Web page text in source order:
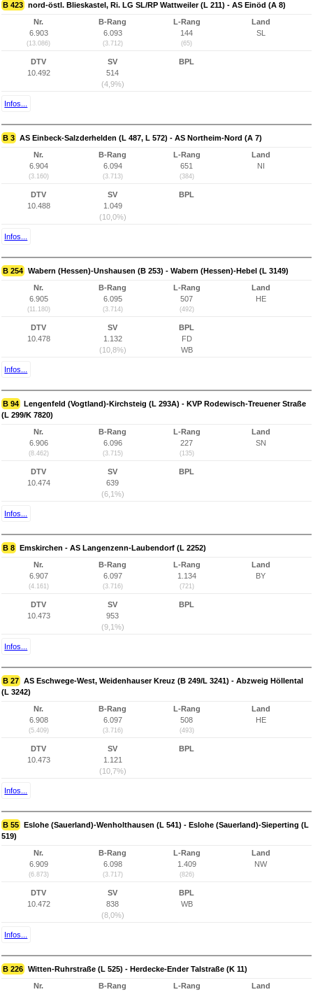
B 423 nord-östl. Blieskastel, Ri. LG SL/RP Wattweiler (L 211) - AS Einöd (A 8)
Nr.
6.903
(13.086)
B-Rang
6.093
(3.712)
L-Rang
144
(65)
Land
SL
DTV
10.492
SV
514
(4,9%)
BPL
Infos...
B 3 AS Einbeck-Salzderhelden (L 487, L 572) - AS Northeim-Nord (A 7)
Nr.
6.904
(3.160)
B-Rang
6.094
(3.713)
L-Rang
651
(384)
Land
NI
DTV
10.488
SV
1.049
(10,0%)
BPL
Infos...
B 254 Wabern (Hessen)-Unshausen (B 253) - Wabern (Hessen)-Hebel (L 3149)
Nr.
6.905
(11.180)
B-Rang
6.095
(3.714)
L-Rang
507
(492)
Land
HE
DTV
10.478
SV
1.132
(10,8%)
BPL
FD
WB
Infos...
B 94 Lengenfeld (Vogtland)-Kirchsteig (L 293A) - KVP Rodewisch-Treuener Straße
(L 299/K 7820)
Nr.
6.906
(8.462)
B-Rang
6.096
(3.715)
L-Rang
227
(135)
Land
SN
DTV
10.474
SV
639
(6,1%)
BPL
Infos...
B 8 Emskirchen - AS Langenzenn-Laubendorf (L 2252)
Nr.
6.907
(4.161)
B-Rang
6.097
(3.716)
L-Rang
1.134
(721)
Land
BY
DTV
10.473
SV
953
(9,1%)
BPL
Infos...
B 27 AS Eschwege-West, Weidenhauser Kreuz (B 249/L 3241) - Abzweig Höllental
(L 3242)
Nr.
6.908
(5.409)
B-Rang
6.097
(3.716)
L-Rang
508
(493)
Land
HE
DTV
10.473
SV
1.121
(10,7%)
BPL
Infos...
B 55 Eslohe (Sauerland)-Wenholthausen (L 541) - Eslohe (Sauerland)-Sieperting (L
519)
Nr.
6.909
(6.873)
B-Rang
6.098
(3.717)
L-Rang
1.409
(826)
Land
NW
DTV
10.472
SV
838
(8,0%)
BPL
WB
Infos...
B 226 Witten-Ruhrstraße (L 525) - Herdecke-Ender Talstraße (K 11)
Nr.
B-Rang
L-Rang
Land